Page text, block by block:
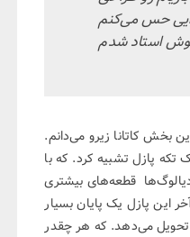
حس می‌کنم
استاد شدم
بخش کاتانا زیرو می‌دانم.
تکه پازل تشبیه کرد. که با
قطعه‌های بیشتری
این پازل یک پایان بسیار
تحویل می‌دهد. که هر چقدر